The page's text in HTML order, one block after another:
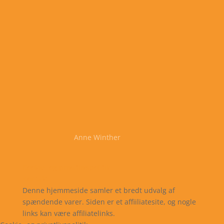
Anne Winther
Denne hjemmeside samler et bredt udvalg af
spændende varer. Siden er et affiiliatesite, og nogle
links kan være affiliatelinks.